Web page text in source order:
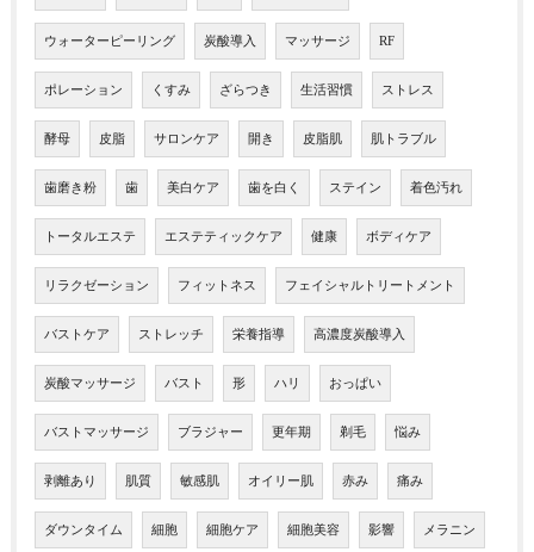
ウォーターピーリング 炭酸導入 マッサージ RF
ポレーション くすみ ざらつき 生活習慣 ストレス
酵母 皮脂 サロンケア 開き 皮脂肌 肌トラブル
歯磨き粉 歯 美白ケア 歯を白く ステイン 着色汚れ
トータルエステ エステティックケア 健康 ボディケア
リラクゼーション フィットネス フェイシャルトリートメント
バストケア ストレッチ 栄養指導 高濃度炭酸導入
炭酸マッサージ バスト 形 ハリ おっぱい
バストマッサージ ブラジャー 更年期 剃毛 悩み
剥離あり 肌質 敏感肌 オイリー肌 赤み 痛み
ダウンタイム 細胞 細胞ケア 細胞美容 影響 メラニン